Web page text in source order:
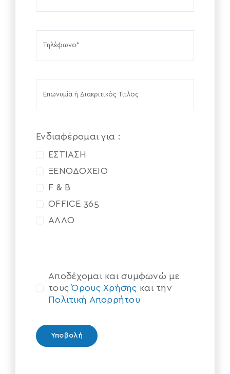
Ενδιαφέρομαι για :
ΕΣΤΙΑΣΗ
ΞΕΝΟΔΟΧΕΙΟ
F & B
OFFICE 365
ΑΛΛΟ
Αποδέχομαι και συμφωνώ με
τουςΌρους Χρήσης και την
Πολιτική Απορρήτου
Υποβολή